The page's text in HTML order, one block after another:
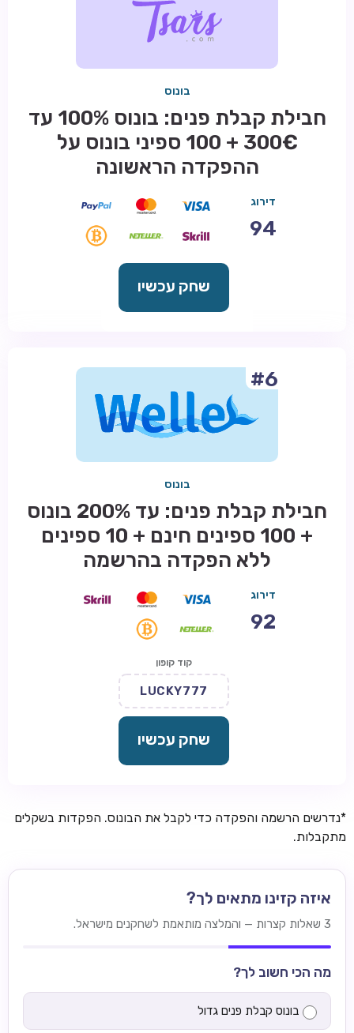
בונוס
חבילת קבלת פנים: בונוס 100% עד
300€ + 100 ספיני בונוס על
ההפקדה הראשונה
דירוג
94
שחק עכשיו
#6
בונוס
חבילת קבלת פנים: עד 200% בונוס
+ 100 ספינים חינם + 10 ספינים
ללא הפקדה בהרשמה
דירוג
92
קוד קופון
LUCKY777
שחק עכשיו
*נדרשים הרשמה והפקדה כדי לקבל את הבונוס. הפקדות בשקלים
מתקבלות.
איזה קזינו מתאים לך?
3 שאלות קצרות — והמלצה מותאמת לשחקנים מישראל.
מה הכי חשוב לך?
בונוס קבלת פנים גדול